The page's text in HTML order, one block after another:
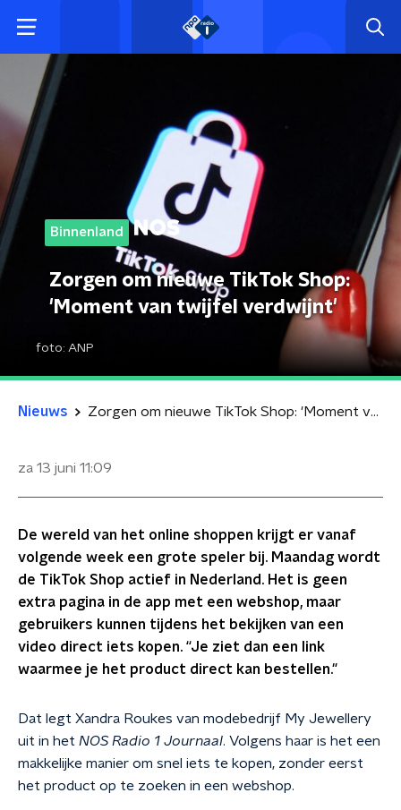
Binnenland
Zorgen om nieuwe TikTok Shop:
'Moment van twijfel verdwijnt'
foto: ANP
Nieuws Zorgen om nieuwe TikTok Shop: 'Moment van twijfel verdwijnt'
za 13 juni 11:09
De wereld van het online shoppen krijgt er vanaf
volgende week een grote speler bij. Maandag wordt
de TikTok Shop actief in Nederland. Het is geen
extra pagina in de app met een webshop, maar
gebruikers kunnen tijdens het bekijken van een
video direct iets kopen. “Je ziet dan een link
waarmee je het product direct kan bestellen."
Dat legt Xandra Roukes van modebedrijf My Jewellery
uit in het NOS Radio 1 Journaal. Volgens haar is het een
makkelijke manier om snel iets te kopen, zonder eerst
het product op te zoeken in een webshop.